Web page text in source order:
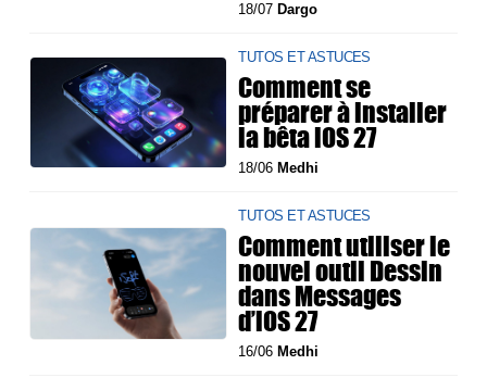
18/07 Dargo
TUTOS ET ASTUCES
Comment se
préparer à installer
la bêta iOS 27
18/06 Medhi
TUTOS ET ASTUCES
Comment utiliser le
nouvel outil Dessin
dans Messages
d’iOS 27
16/06 Medhi